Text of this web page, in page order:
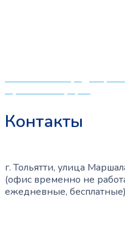
Политика
Публичная оферта
Контакты
г. Тольятти, улица
(офис временно не
ежедневные, бесплатные)